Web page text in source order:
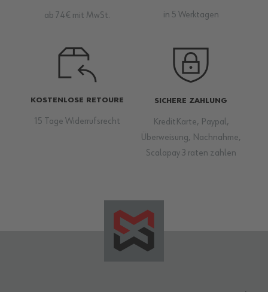
ab 74€ mit MwSt. in 5 Werktagen
KOSTENLOSE RETOURE
15 Tage Widerrufsrecht
SICHERE ZAHLUNG
KreditKarte, Paypal,
Überweisung, Nachnahme,
Scalapay 3 raten zahlen